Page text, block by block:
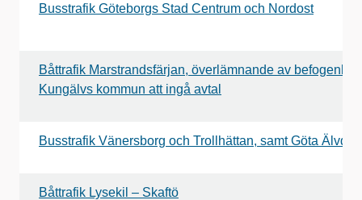
Busstrafik Göteborgs Stad Centrum och Nordost
Båttrafik Marstrandsfärjan, överlämnande av befogenhet
Kungälvs kommun att ingå avtal
Busstrafik Vänersborg och Trollhättan, samt Göta
Båttrafik Lysekil – Skaftö